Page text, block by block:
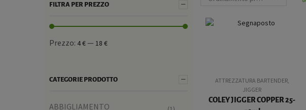
ATTREZZATURA BARTENDER,
JIGGER
COLEY JIGGER COPPER 25-
FILTRA PER PREZZO
Prezzo: 4 €— 18 €
CATEGORIE PRODOTTO
ABBIGLIAMENTO